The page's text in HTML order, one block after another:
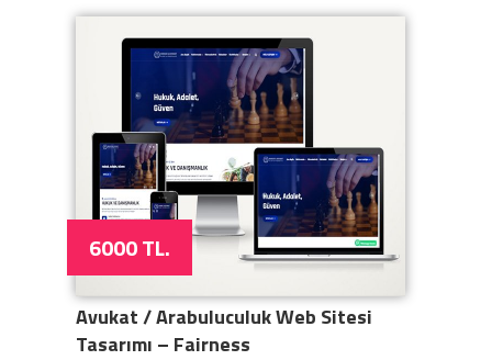
6000 TL.
Avukat / Arabuluculuk Web Sitesi
Tasarımı – Fairness